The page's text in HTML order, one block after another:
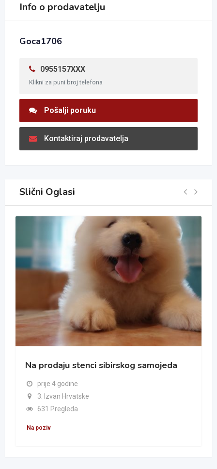
Info o prodavatelju
Goca1706
0955157XXX
Klikni za puni broj telefona
Pošalji poruku
Kontaktiraj prodavatelja
Slični Oglasi
Na prodaju stenci sibirskog samojeda
prije 4 godine
3. Izvan Hrvatske
631 Pregleda
Na poziv